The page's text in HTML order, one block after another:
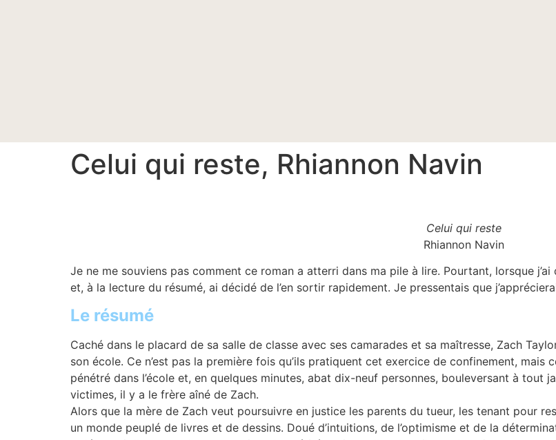
Celui qui reste, Rhiannon Navin
Celui qui reste
Rhiannon Navin
Je ne me souviens pas comment ce roman a atterri dans ma pile à lire. Pourtant, lorsque
et, à la lecture du résumé, ai décidé de l’en sortir rapidement. Je pressentais que
Le résumé
Caché dans le placard de sa salle de classe avec ses camarades et sa maîtresse, Zach
son école. Ce n’est pas la première fois qu’ils pratiquent cet exercice de confinement, mais
pénétré dans l’école et, en quelques minutes, abat dix-neuf personnes, bouleversant à tout
victimes, il y a le frère aîné de Zach.
Alors que la mère de Zach veut poursuivre en justice les parents du tueur, les tenant pour
un monde peuplé de livres et de dessins. Doué d’intuitions, de l’optimisme et de la